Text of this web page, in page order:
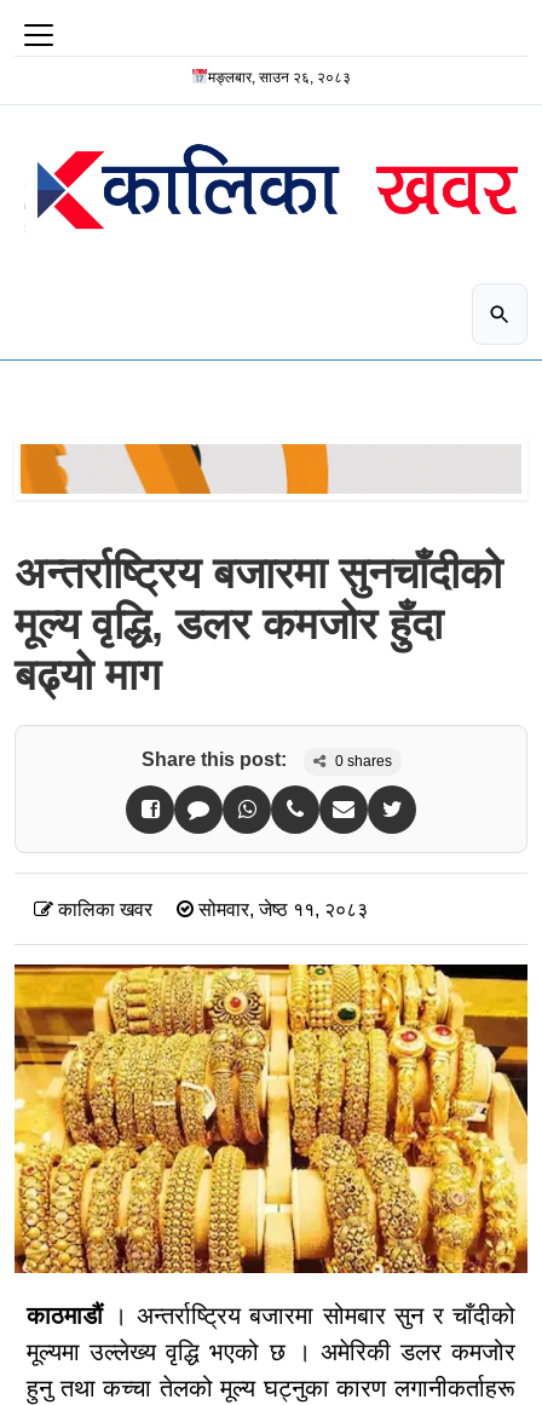
मङ्लबार, साउन २६, २०८३
अन्तर्राष्ट्रिय बजारमा सुनचाँदीको
मूल्य वृद्धि, डलर कमजोर हुँदा
बढ्यो माग
Share this post: 0 shares
कालिका खवर सोमवार, जेष्ठ ११, २०८३
काठमाडौं। अन्तर्राष्ट्रिय बजारमा सोमबार सुन र चाँदीको
मूल्यमा उल्लेख्य वृद्धि भएको छ । अमेरिकी डलर कमजोर
हुनु तथा कच्चा तेलको मूल्य घट्नुका कारण लगानीकर्ताहरू